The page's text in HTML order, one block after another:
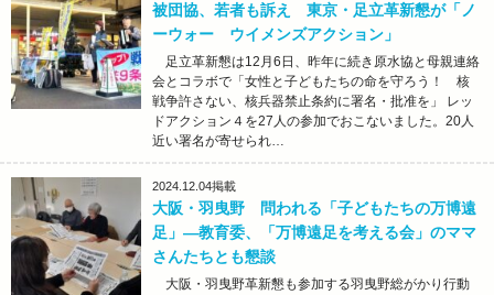
被団協、若者も訴え 東京・足立革新懇が「ノ
ーウォー ウイメンズアクション」
足立革新懇は12月6日、昨年に続き原水協と母親連絡
会とコラボで「女性と子どもたちの命を守ろう！ 核
戦争許さない、核兵器禁止条約に署名・批准を」 レッ
ドアクション４を27人の参加でおこないました。20人
近い署名が寄せられ…
2024.12.04掲載
大阪・羽曳野 問われる「子どもたちの万博遠
足」―教育委、「万博遠足を考える会」のママ
さんたちとも懇談
大阪・羽曳野革新懇も参加する羽曳野総がかり行動